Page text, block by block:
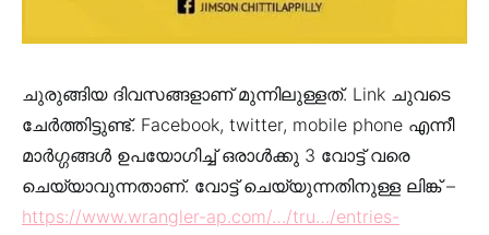
ചുരുങ്ങിയ ദിവസങ്ങളാണ് മുന്നിലുള്ളത്. Link ചുവടെ
ചേർത്തിട്ടുണ്ട്. Facebook, twitter, mobile phone എന്നീ
മാർഗ്ഗങ്ങൾ ഉപയോഗിച്ച് ഒരാൾക്കു 3 വോട്ട് വരെ
ചെയ്യാവുന്നതാണ്. വോട്ട് ചെയ്യുന്നതിനുള്ള ലിങ്ക് –
https://www.wrangler-ap.com/…/tru…/entries-